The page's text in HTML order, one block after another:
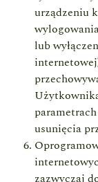
urządzeniu
lub
usunięcia
zazwyczaj